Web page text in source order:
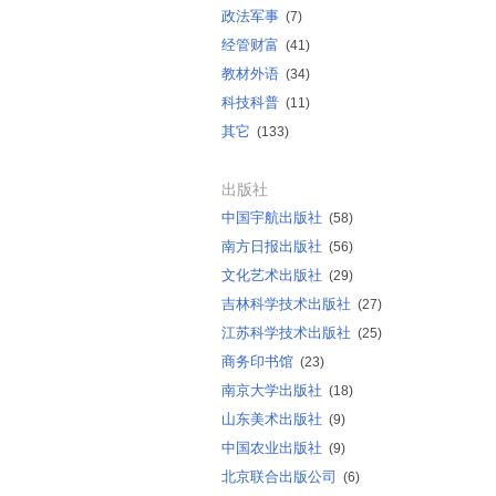
政法军事 (7)
经管财富 (41)
教材外语 (34)
科技科普 (11)
其它 (133)
出版社
中国宇航出版社 (58)
南方日报出版社 (56)
文化艺术出版社 (29)
吉林科学技术出版社 (27)
江苏科学技术出版社 (25)
商务印书馆 (23)
南京大学出版社 (18)
山东美术出版社 (9)
中国农业出版社 (9)
北京联合出版公司 (6)